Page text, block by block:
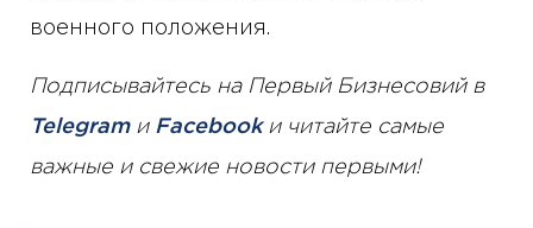
военного положения.
Подписывайтесь на Первый Бизнесовий в
Telegramи Facebookи читайте самые
важные и свежие новости первыми!